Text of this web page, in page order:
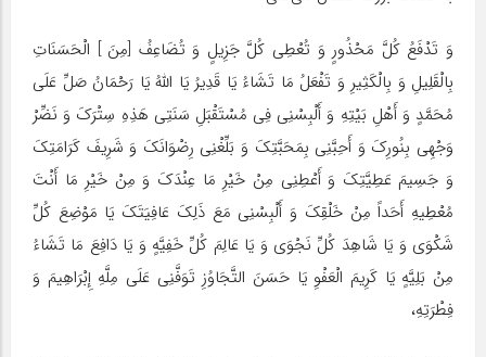
وَ تَدْفَعُ کُلَّ مَحْذُورٍ وَ تُعْطِی کُلَّ جَزِیلٍ وَ تُضَاعِفُ [مِنَ ] الْحَسَنَاتِ
بِالْقَلِیلِ وَ بِالْکَثِیرِ وَ تَفْعَلُ مَا تَشَاءُ یَا قَدِیرُ یَا اللَّهُ یَا رَحْمَانُ صَلِّ عَلَى
مُحَمَّدٍ وَ أَهْلِ بَیْتِهِ وَ أَلْبِسْنِی فِی مُسْتَقْبَلِ سَنَتِی هَذِهِ سِتْرَکَ وَ نَضِّرْ
وَجْهِی بِنُورِکَ وَ أَحِبَّنِی بِمَحَبَّتِکَ وَ بَلِّغْنِی رِضْوَانَکَ وَ شَرِیفَ کَرَامَتِکَ
وَ جَسِیمَ عَطِیَّتِکَ وَ أَعْطِنِی مِنْ خَیْرِ مَا عِنْدَکَ وَ مِنْ خَیْرِ مَا أَنْتَ
مُعْطِیهِ أَحَداً مِنْ خَلْقِکَ وَ أَلْبِسْنِی مَعَ ذَلِکَ عَافِیَتَکَ یَا مَوْضِعَ کُلِّ
شَکْوَى وَ یَا شَاهِدَ کُلِّ نَجْوَى وَ یَا عَالِمَ کُلِّ خَفِیَّهٍ وَ یَا دَافِعَ مَا تَشَاءُ
مِنْ بَلِیَّهٍ یَا کَرِیمَ الْعَفْوِ یَا حَسَنَ التَّجَاوُزِ تَوَفَّنِی عَلَى مِلَّهِ إِبْرَاهِیمَ وَ
فِطْرَتِهِ،